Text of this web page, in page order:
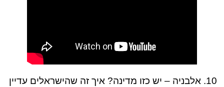
10. אלבניה – יש כזו מדינה? איך זה שהישראלים עדיין